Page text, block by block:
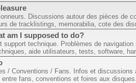
Discussions autour des pièces de
de tracklistings, memorabilia, cote des
am I supposed to do?
support technique. Problèmes de navigation
aide utilisateurs, tests, software,
/ Conventions / Fans. Infos et discussions
fans, conventions et foires aux